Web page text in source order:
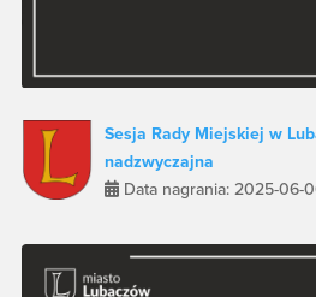
Sesja Rady Miejskiej w
nadzwyczajna
Data nagrania: 2025-